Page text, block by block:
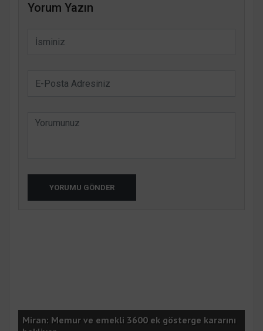
Yorum Yazın
YORUMU GÖNDER
Miran: Memur ve emekli 3600 ek gösterge kararını